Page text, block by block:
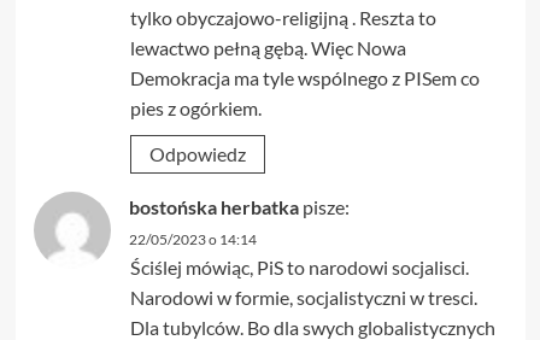
tylko obyczajowo-religijną . Reszta to
lewactwo pełną gębą. Więc Nowa
Demokracja ma tyle wspólnego z PISem co
pies z ogórkiem.
Odpowiedz
bostońska herbatka pisze:
22/05/2023 o 14:14
Ściślej mówiąc, PiS to narodowi socjalisci.
Narodowi w formie, socjalistyczni w tresci.
Dla tubylców. Bo dla swych globalistycznych